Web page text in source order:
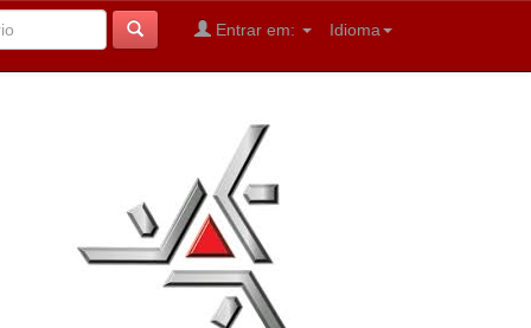
Idioma
Entrar em: